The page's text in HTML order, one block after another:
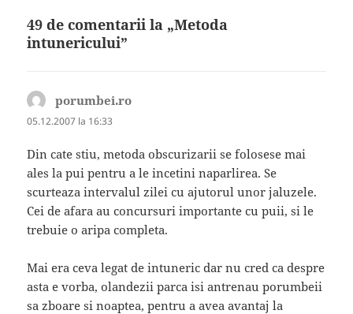
49 de comentarii la „Metoda
intunericului”
porumbei.ro
05.12.2007 la 16:33
Din cate stiu, metoda obscurizarii se folosese mai
ales la pui pentru a le incetini naparlirea. Se
scurteaza intervalul zilei cu ajutorul unor jaluzele.
Cei de afara au concursuri importante cu puii, si le
trebuie o aripa completa.
Mai era ceva legat de intuneric dar nu cred ca despre
asta e vorba, olandezii parca isi antrenau porumbeii
sa zboare si noaptea, pentru a avea avantaj la